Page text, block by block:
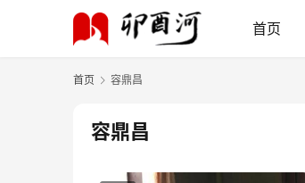
首页
首页 容鼎昌
容鼎昌